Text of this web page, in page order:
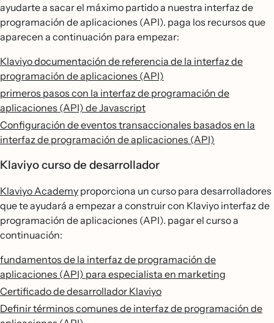
ayudarte a sacar el máximo partido a nuestra interfaz de
programación de aplicaciones (API). paga los recursos que
aparecen a continuación para empezar:
Klaviyo documentación de referencia de la interfaz de
programación de aplicaciones (API)
primeros pasos con la interfaz de programación de
aplicaciones (API) de Javascript
Configuración de eventos transaccionales basados en la
interfaz de programación de aplicaciones (API)
Klaviyo curso de desarrollador
Klaviyo Academy proporciona un curso para desarrolladores
que te ayudará a empezar a construir con Klaviyo interfaz de
programación de aplicaciones (API). pagar el curso a
continuación:
fundamentos de la interfaz de programación de
aplicaciones (API) para especialista en marketing
Certificado de desarrollador Klaviyo
Definir términos comunes de interfaz de programación de